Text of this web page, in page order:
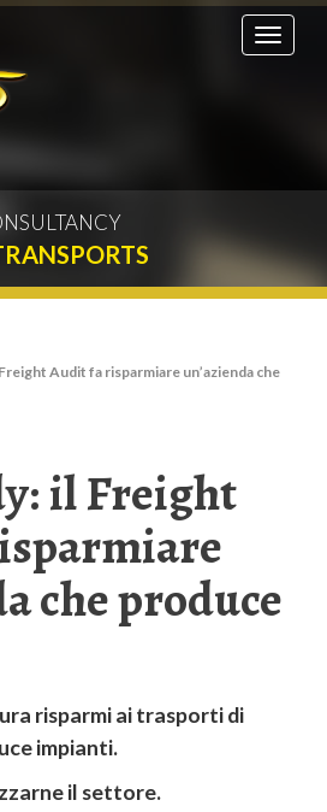
Toggle
Audit fa risparmiare un’azienda che
il Freight
che produce
risparmi ai trasporti di
impianti.
il settore.